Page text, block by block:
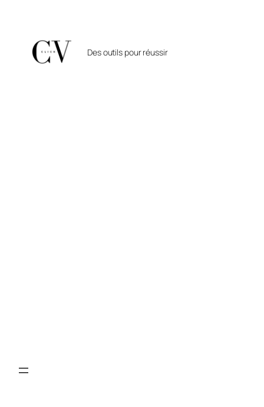
contenu
Des outils pour réussir